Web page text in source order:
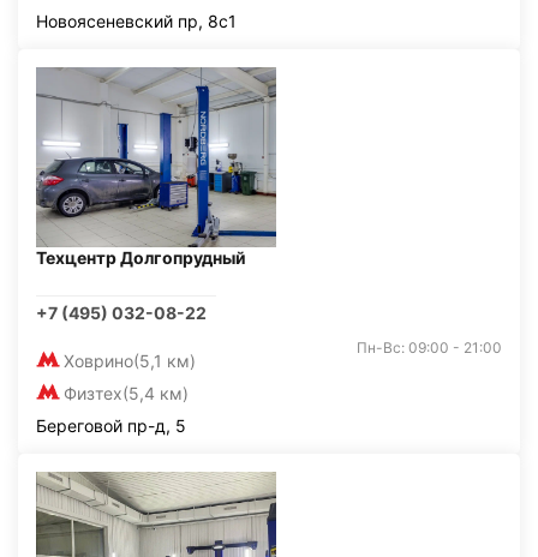
Новоясеневский пр, 8с1
Техцентр Долгопрудный
+7 (495) 032-08-22
Ховрино(5,1 км)
Физтех(5,4 км)
Пн-Вс: 09:00 - 21:00
Береговой пр-д, 5